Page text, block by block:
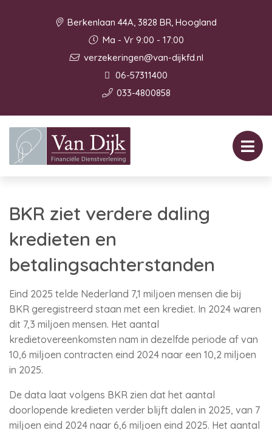
Berkenlaan 44A, 3828 BR, Hoogland
Ma - Vr 9:00 - 17:00
verzekeringen@van-dijkfd.nl
06-57311400
033-4800858
BKR ziet verdere daling
kredieten en
betalingsachterstanden
Eind 2025 telde Nederland 7,1 miljoen mensen die bij
BKR geregistreerd staan met een krediet. In 2024 waren
dit 7,3 miljoen mensen. Het aantal
kredietovereenkomsten nam in dezelfde periode af van
10,6 miljoen contracten eind 2024 naar een 10,2 miljoen
in 2025.
De data laat volgens BKR zien dat het aantal
doorlopende kredieten verder blijft dalen in 2025, van 7
miljoen eind 2024 naar 6,6 miljoen eind 2025. Het aantal